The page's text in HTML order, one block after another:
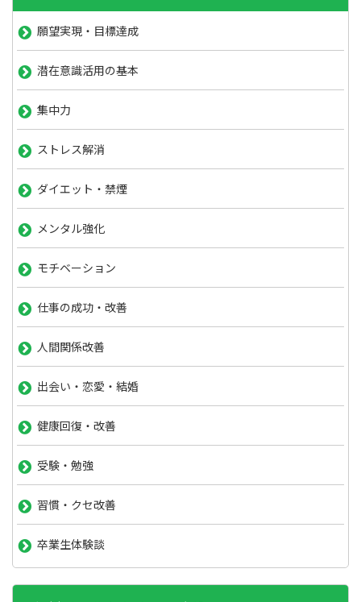
願望実現・目標達成
潜在意識活用の基本
集中力
ストレス解消
ダイエット・禁煙
メンタル強化
モチベーション
仕事の成功・改善
人間関係改善
出会い・恋愛・結婚
健康回復・改善
受験・勉強
習慣・クセ改善
卒業生体験談